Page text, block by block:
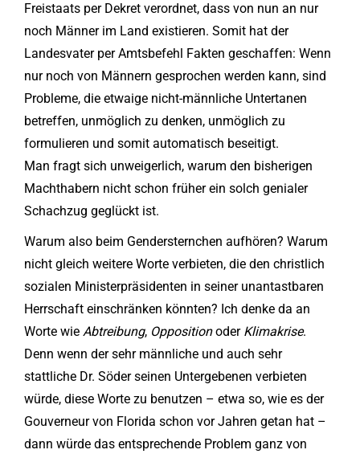
Freistaats per Dekret verordnet, dass von nun an nur
noch Männer im Land existieren. Somit hat der
Landesvater per Amtsbefehl Fakten geschaffen: Wenn
nur noch von Männern gesprochen werden kann, sind
Probleme, die etwaige nicht-männliche Untertanen
betreffen, unmöglich zu denken, unmöglich zu
formulieren und somit automatisch beseitigt.
Man fragt sich unweigerlich, warum den bisherigen
Machthabern nicht schon früher ein solch genialer
Schachzug geglückt ist.
Warum also beim Gendersternchen aufhören? Warum
nicht gleich weitere Worte verbieten, die den christlich
sozialen Ministerpräsidenten in seiner unantastbaren
Herrschaft einschränken könnten? Ich denke da an
Worte wie Abtreibung, Oppositionoder Klimakrise.
Denn wenn der sehr männliche und auch sehr
stattliche Dr. Söder seinen Untergebenen verbieten
würde, diese Worte zu benutzen – etwa so, wie es der
Gouverneur von Florida schon vor Jahren getan hat –
dann würde das entsprechende Problem ganz von